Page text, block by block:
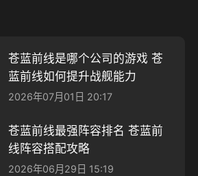
苍蓝前线是哪个公司的游戏 苍
蓝前线如何提升战舰能力
2026年07月01日 20:17
苍蓝前线最强阵容排名 苍蓝前
线阵容搭配攻略
2026年06月29日 15:19